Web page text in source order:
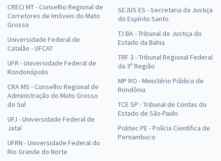
CRECI MT - Conselho Regional de
Corretores de Imóveis do Mato
Grosso
Universidade Federal de
Catalão - UFCAT
UFR - Universidade Federal de
Rondonópolis
CRA MS - Conselho Regional de
Administração do Mato Grosso
do Sul
UFJ - Universidade Federal de
Jataí
UFRN - Universidade Federal do
Rio Grande do Norte
SEJUS ES - Secretaria da Justiça
do Espírito Santo
TJ BA - Tribunal de Justiça do
Estado da Bahia
TRF 3 - Tribunal Regional Federal
da 3ª Região
MP RO - Ministério Público de
Rondônia
TCE SP - Tribunal de Contas do
Estado de São Paulo
Politec PE - Polícia Científica de
Pernambuco